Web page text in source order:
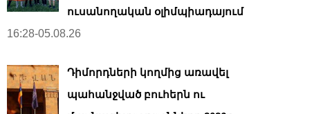
ուսանողական օլիմպիադայում
16:28-05.08.26
Դիմորդների կողմից առավել
պահանջված բուհերն ու